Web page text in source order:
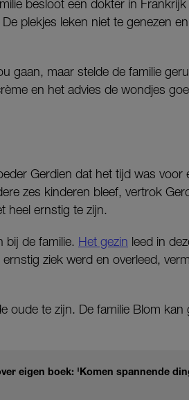
besloot een dokter in
plekjes leken niet te genezen
gaan, maar stelde de familie
en het advies de wondjes
Gerdien dat het tijd was voor
zes kinderen bleef, vertrok
heel ernstig te zijn.
bij de familie. Het gezin leed in
ziek werd en overleed,
oude te zijn. De familie Blom kan
eigen boek: 'Komen spannende